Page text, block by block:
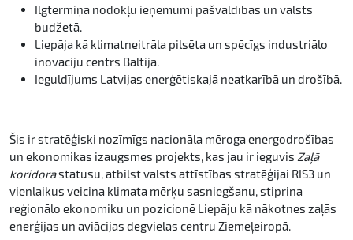
Ilgtermiņa nodokļu ieņēmumi pašvaldības un valsts
budžetā.
Liepāja kā klimatneitrāla pilsēta un spēcīgs industriālo
inovāciju centrs Baltijā.
Ieguldījums Latvijas enerģētiskajā neatkarībā un drošībā.
Šis ir stratēģiski nozīmīgs nacionāla mēroga energodrošības
un ekonomikas izaugsmes projekts, kas jau ir ieguvis Zaļā
koridorastatusu, atbilst valsts attīstības stratēģijai RIS3 un
vienlaikus veicina klimata mērķu sasniegšanu, stiprina
reģionālo ekonomiku un pozicionē Liepāju kā nākotnes zaļās
enerģijas un aviācijas degvielas centru Ziemeļeiropā.